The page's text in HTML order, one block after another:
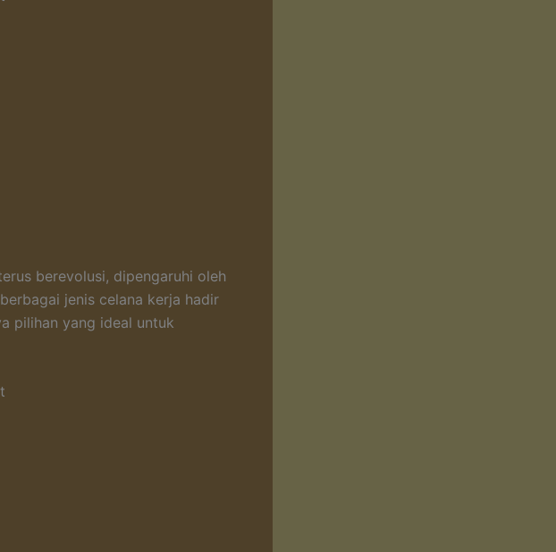
berevolusi, dipengaruhi oleh
jenis celana kerja hadir
pilihan yang ideal untuk